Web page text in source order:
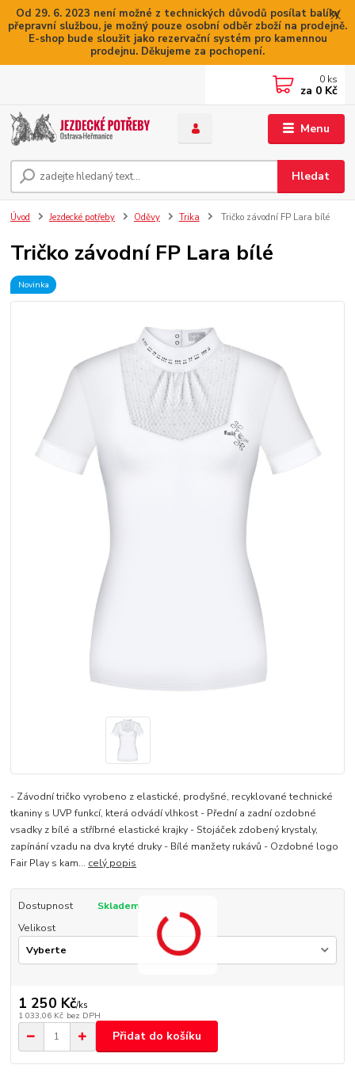
Od 29. 6. 2023 není možné z technických důvodů posílat balíky
přepravní službou, je možný pouze osobní odběr zboží na prodejně.
E-shop bude sloužit jako rezervační systém pro kamennou
prodejnu. Děkujeme za pochopení.
Menu
Hledat
0 ks
za 0 Kč
Úvod Jezdecké potřeby Oděvy Trika Tričko závodní FP Lara bílé
Tričko závodní FP Lara bílé
Novinka
- Závodní tričko vyrobeno z elastické, prodyšné, recyklované technické
tkaniny s UVP funkcí, která odvádí vlhkost - Přední a zadní ozdobné
vsadky z bílé a stříbrné elastické krajky - Stojáček zdobený krystaly,
zapínání vzadu na dva kryté druky - Bílé manžety rukávů - Ozdobné logo
Fair Play s kam... celý popis
Dostupnost
Skladem
Velikost
1 250 Kč/ks
1 033,06 Kč bez DPH
Přidat do košíku